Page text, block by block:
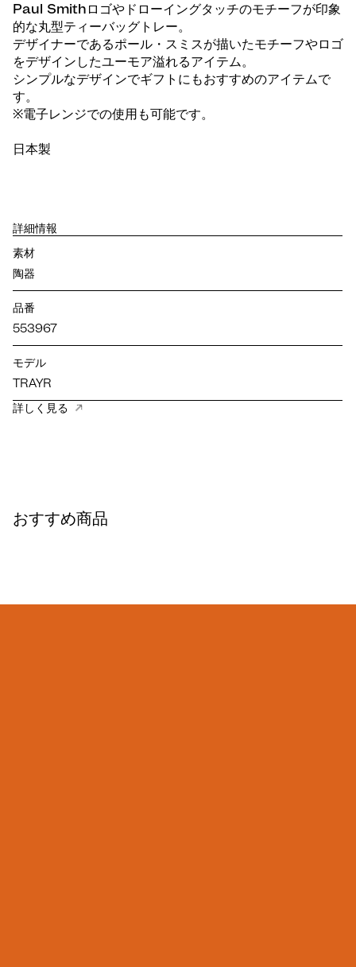
Paul Smithロゴやドローイングタッチのモチーフが印象
的な丸型ティーバッグトレー。
デザイナーであるポール・スミスが描いたモチーフやロゴ
をデザインしたユーモア溢れるアイテム。
シンプルなデザインでギフトにもおすすめのアイテムで
す。
※電子レンジでの使用も可能です。
日本製
詳細情報
素材
陶器
品番
553967
モデル
TRAYR
詳しく見る
おすすめ商品